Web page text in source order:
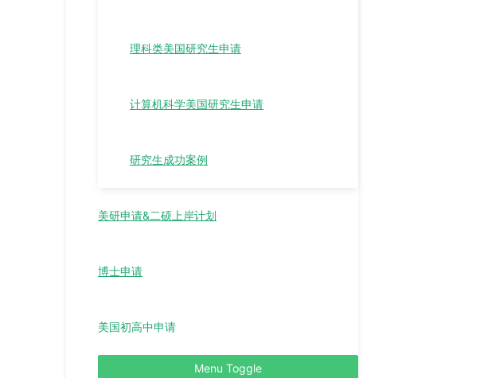
理科类美国研究生申请
计算机科学美国研究生申请
研究生成功案例
美研申请&二硕上岸计划
博士申请
美国初高中申请
Menu Toggle